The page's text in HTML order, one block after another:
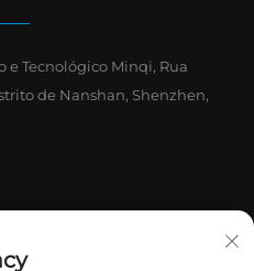
e Tecnológico Minqi, Rua
de Nanshan, Shenzhen,